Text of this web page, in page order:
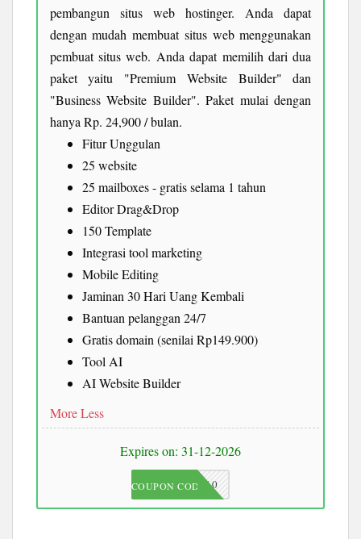
pembangun situs web hostinger. Anda dapat
dengan mudah membuat situs web menggunakan
pembuat situs web. Anda dapat memilih dari dua
paket yaitu "Premium Website Builder" dan
"Business Website Builder". Paket mulai dengan
hanya Rp. 24,900 / bulan.
Fitur Unggulan
25 website
25 mailboxes - gratis selama 1 tahun
Editor Drag&Drop
150 Template
Integrasi tool marketing
Mobile Editing
Jaminan 30 Hari Uang Kembali
Bantuan pelanggan 24/7
Gratis domain (senilai Rp149.900)
Tool AI
AI Website Builder
More Less
Expires on: 31-12-2026
JKC10
COUPON CODE